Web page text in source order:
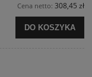
Cena netto: 308,45 zł
DO KOSZYKA